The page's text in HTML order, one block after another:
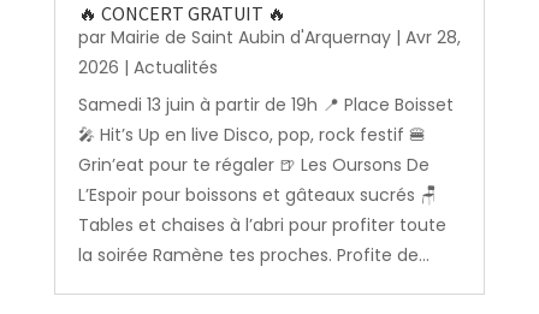
🔥 CONCERT GRATUIT 🔥
par Mairie de Saint Aubin d'Arquernay| Avr 28,
2026 | Actualités
Samedi 13 juin à partir de 19h 📍 Place Boisset
🎤 Hit’s Up en live Disco, pop, rock festif 🍔
Grin’eat pour te régaler 🍺 Les Oursons De
L’Espoir pour boissons et gâteaux sucrés 🪑
Tables et chaises à l’abri pour profiter toute
la soirée Ramène tes proches. Profite de...